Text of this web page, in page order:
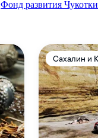
Фонд развития Чукотки